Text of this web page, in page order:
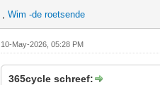
,Wim -de roetsende
10-May-2026, 05:28 PM
365cycle schreef: